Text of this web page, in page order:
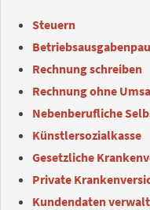
Steuern
Rechnung schreiben
Rechnung ohne
Nebenberufliche
Künstlersozialkasse
Gesetzliche
Private
Kundendaten